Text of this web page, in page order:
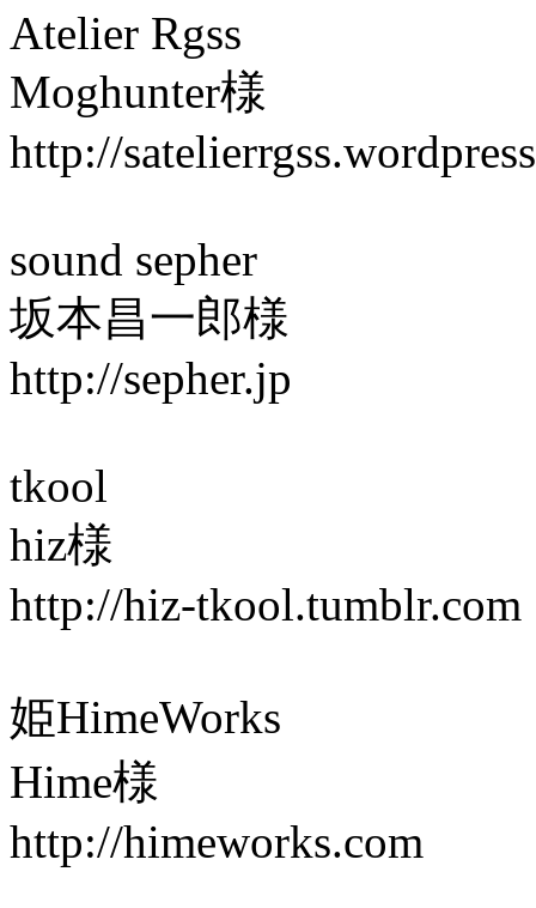
Atelier Rgss
Moghunter様
http://
sound sepher
坂本昌一郎様
http://sepher.jp
tkool
hiz様
http://hiz-tkool.tumblr.com
姫HimeWorks
Hime様
http://himeworks.com